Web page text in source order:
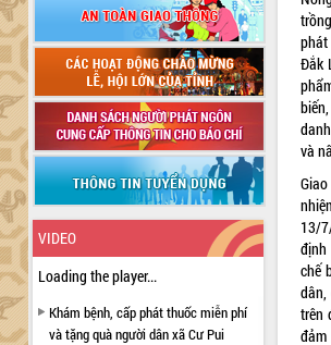
VIDEO
Loading the player...
Khám bệnh, cấp phát thuốc miễn phí
và tặng quà người dân xã Cư Pui
Đắk
và
13/
định
chế
dân,
trên